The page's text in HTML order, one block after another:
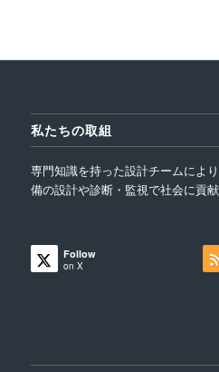
私たちの取組
専門知識を持った設計チームによ
備の設計や診断・監視で社会に貢献
Follow
on X